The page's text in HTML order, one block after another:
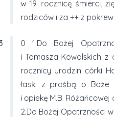
w 19. rocznicę śmierci,
rodziców i za ++ z
0 1.Do Bożej
i Tomasza Kowalskich z
rocznicy urodzin córki
łaski z prośbą o Boże
i opiekę M.B. Różańcowej
2.Do Bożej Opatrzności